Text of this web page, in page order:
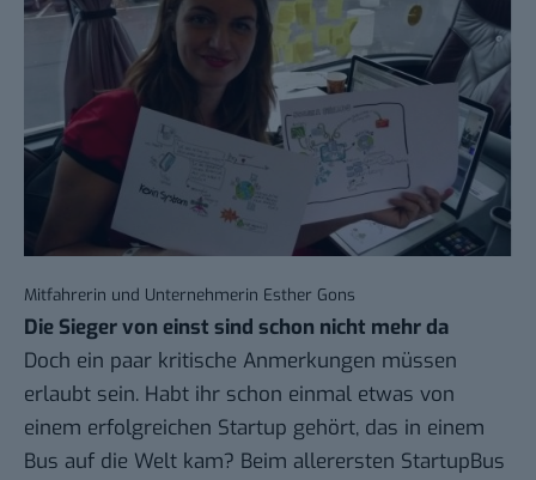
Mitfahrerin und Unternehmerin Esther Gons
Die Sieger von einst sind schon nicht mehr da
Doch ein paar kritische Anmerkungen müssen
erlaubt sein. Habt ihr schon einmal etwas von
einem erfolgreichen Startup gehört, das in einem
Bus auf die Welt kam? Beim allerersten StartupBus